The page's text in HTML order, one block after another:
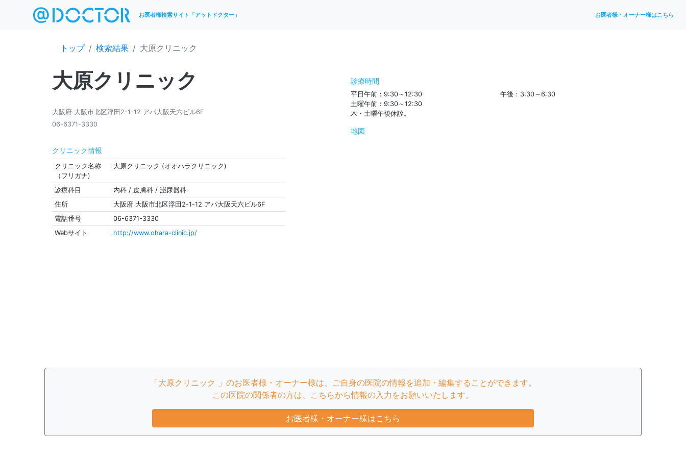
お医者様検索サイト「アットドクター」 お医者様・オーナー様はこちら
トップ 検索結果 大原クリニック
大原クリニック
大阪府 大阪市北区浮田2-1-12 アパ大阪天六ビル6F
06-6371-3330
クリニック情報
クリニック名称
（フリガナ)
大原クリニック (オオハラクリニック)
診療科目
内科 / 皮膚科 / 泌尿器科
住所
大阪府 大阪市北区浮田2-1-12 アパ大阪天六ビル6F
電話番号
06-6371-3330
Webサイト
http://www.ohara-clinic.jp/
診療時間
平日午前：9:30～12:30
午後：3:30～6:30
土曜午前：9:30～12:30
木・土曜午後休診。
地図
「大原クリニック 」のお医者様・オーナー様は、ご自身の医院の情報を追加・編集することができます。
この医院の関係者の方は、こちらから情報の入力をお願いいたします。
お医者様・オーナー様はこちら